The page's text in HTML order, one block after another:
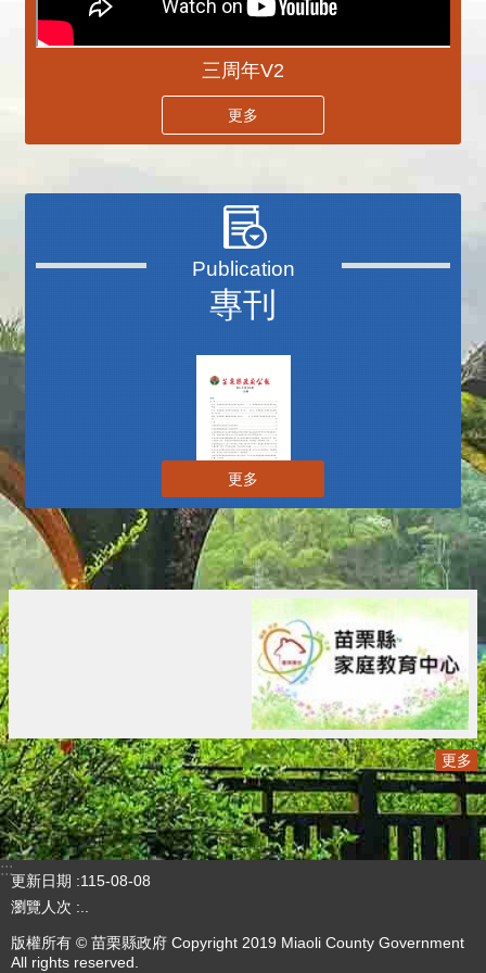
三周年V2
更多
專刊
更多
更多
:::
更新日期
115-08-08
瀏覽人次
版權所有 © 苗栗縣政府 Copyright 2019 Miaoli County Government
All rights reserved.